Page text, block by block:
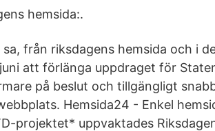
hemsida:.
från riksdagens hemsida och i
att förlänga uppdraget för
på beslut och tillgängligt
Hemsida24 - Enkel
projektet* uppvaktades